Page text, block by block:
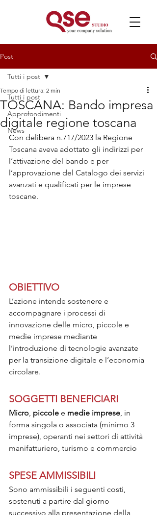
Post
Tutti i post
Approfondimenti
News
Tutti i post
TOSCANA: Bando impresa
digitale regione toscana
Tempo di lettura: 2 min
Con delibera n.717/2023 la Regione
Toscana aveva adottato gli indirizzi per
l’attivazione del bando e per
l’approvazione del Catalogo dei servizi
avanzati e qualificati per le imprese
toscane.
OBIETTIVO
L’azione intende sostenere e
accompagnare i processi di
innovazione delle micro, piccole e
medie imprese mediante
l’introduzione di tecnologie avanzate
per la transizione digitale e l’economia
circolare.
SOGGETTI BENEFICIARI
Micro piccole e medie imprese , in
forma singola o associata (minimo 3
imprese), operanti nei settori di attività
manifatturiero, turismo e commercio
SPESE AMMISSIBILI
Sono ammissibili i seguenti costi,
sostenuti a partire dal giorno
successivo alla presentazione della